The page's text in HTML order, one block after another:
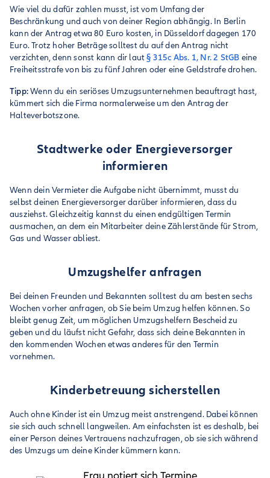
Wie viel du dafür zahlen musst, ist vom Umfang der
Beschränkung und auch von deiner Region abhängig. In Berlin
kann der Antrag etwa 80 Euro kosten, in Düsseldorf dagegen 170
Euro. Trotz hoher Beträge solltest du auf den Antrag nicht
verzichten, denn sonst kann dir laut§ 315c Abs. 1, Nr. 2 StGB eine
Freiheitsstrafe von bis zu fünf Jahren oder eine Geldstrafe drohen.
Tipp:Wenn du ein seriöses Umzugsunternehmen beauftragt hast,
kümmert sich die Firma normalerweise um den Antrag der
Halteverbotszone.
Stadtwerke oder Energieversorger
informieren
Wenn dein Vermieter die Aufgabe nicht übernimmt, musst du
selbst deinen Energieversorger darüber informieren, dass du
ausziehst. Gleichzeitig kannst du einen endgültigen Termin
ausmachen, an dem ein Mitarbeiter deine Zählerstände für Strom,
Gas und Wasser abliest.
Umzugshelfer anfragen
Bei deinen Freunden und Bekannten solltest du am besten sechs
Wochen vorher anfragen, ob Sie beim Umzug helfen können. So
bleibt genug Zeit, um möglichen Umzugshelfern Bescheid zu
geben und du läufst nicht Gefahr, dass sich deine Bekannten in
den kommenden Wochen etwas anderes für den Termin
vornehmen.
Kinderbetreuung sicherstellen
Auch ohne Kinder ist ein Umzug meist anstrengend. Dabei können
sie sich auch schnell langweilen. Am einfachsten ist es deshalb, bei
einer Person deines Vertrauens nachzufragen, ob sie sich während
des Umzugs um deine Kinder kümmern kann.